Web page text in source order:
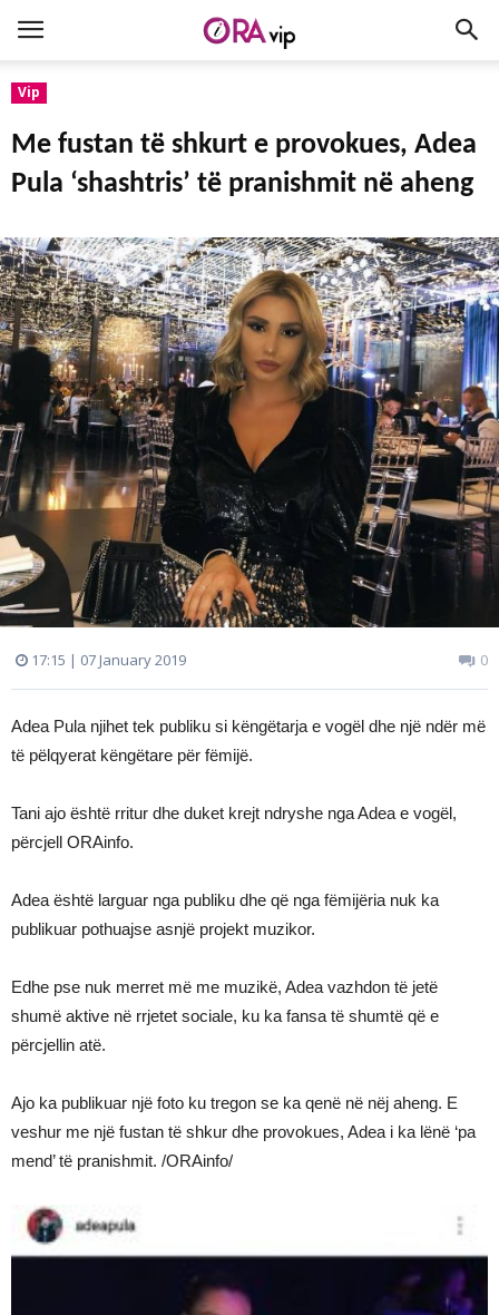
Vip
Me fustan të shkurt e provokues, Adea
Pula ‘shashtris’ të pranishmit në aheng
17:15 | 07 January 2019 0
Adea Pula njihet tek publiku si këngëtarja e vogël dhe një ndër më
të pëlqyerat këngëtare për fëmijë.
Tani ajo është rritur dhe duket krejt ndryshe nga Adea e vogël,
përcjell ORAinfo.
Adea është larguar nga publiku dhe që nga fëmijëria nuk ka
publikuar pothuajse asnjë projekt muzikor.
Edhe pse nuk merret më me muzikë, Adea vazhdon të jetë
shumë aktive në rrjetet sociale, ku ka fansa të shumtë që e
përcjellin atë.
Ajo ka publikuar një foto ku tregon se ka qenë në nëj aheng. E
veshur me një fustan të shkur dhe provokues, Adea i ka lënë ‘pa
mend’ të pranishmit. /ORAinfo/